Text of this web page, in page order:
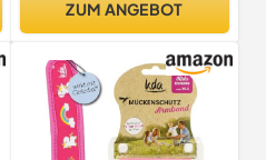
ZUM ANGEBOT